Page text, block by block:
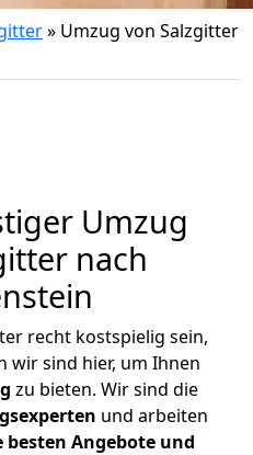
» Umzug von Salzgitter
Umzug
nach
recht kostspielig sein,
wir sind hier, um Ihnen
zu bieten. Wir sind die
und arbeiten
besten Angebote und